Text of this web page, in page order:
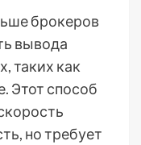
брокеров
вывода
таких как
Этот способ
но требует